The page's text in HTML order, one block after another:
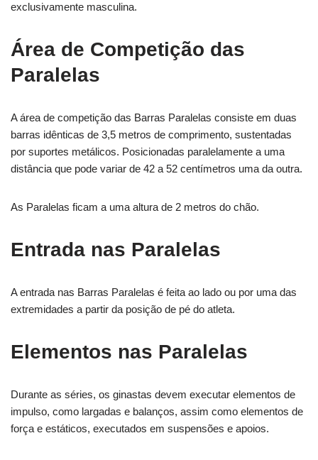
exclusivamente masculina.
Área de Competição das
Paralelas
A área de competição das Barras Paralelas consiste em duas
barras idênticas de 3,5 metros de comprimento, sustentadas
por suportes metálicos. Posicionadas paralelamente a uma
distância que pode variar de 42 a 52 centímetros uma da outra.
As Paralelas ficam a uma altura de 2 metros do chão.
Entrada nas Paralelas
A entrada nas Barras Paralelas é feita ao lado ou por uma das
extremidades a partir da posição de pé do atleta.
Elementos nas Paralelas
Durante as séries, os ginastas devem executar elementos de
impulso, como largadas e balanços, assim como elementos de
força e estáticos, executados em suspensões e apoios.